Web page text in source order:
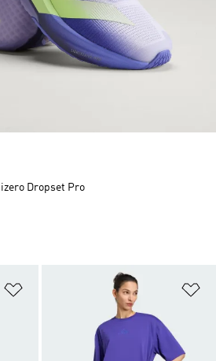
Añadir a la lista de deseos
Dropset Pro